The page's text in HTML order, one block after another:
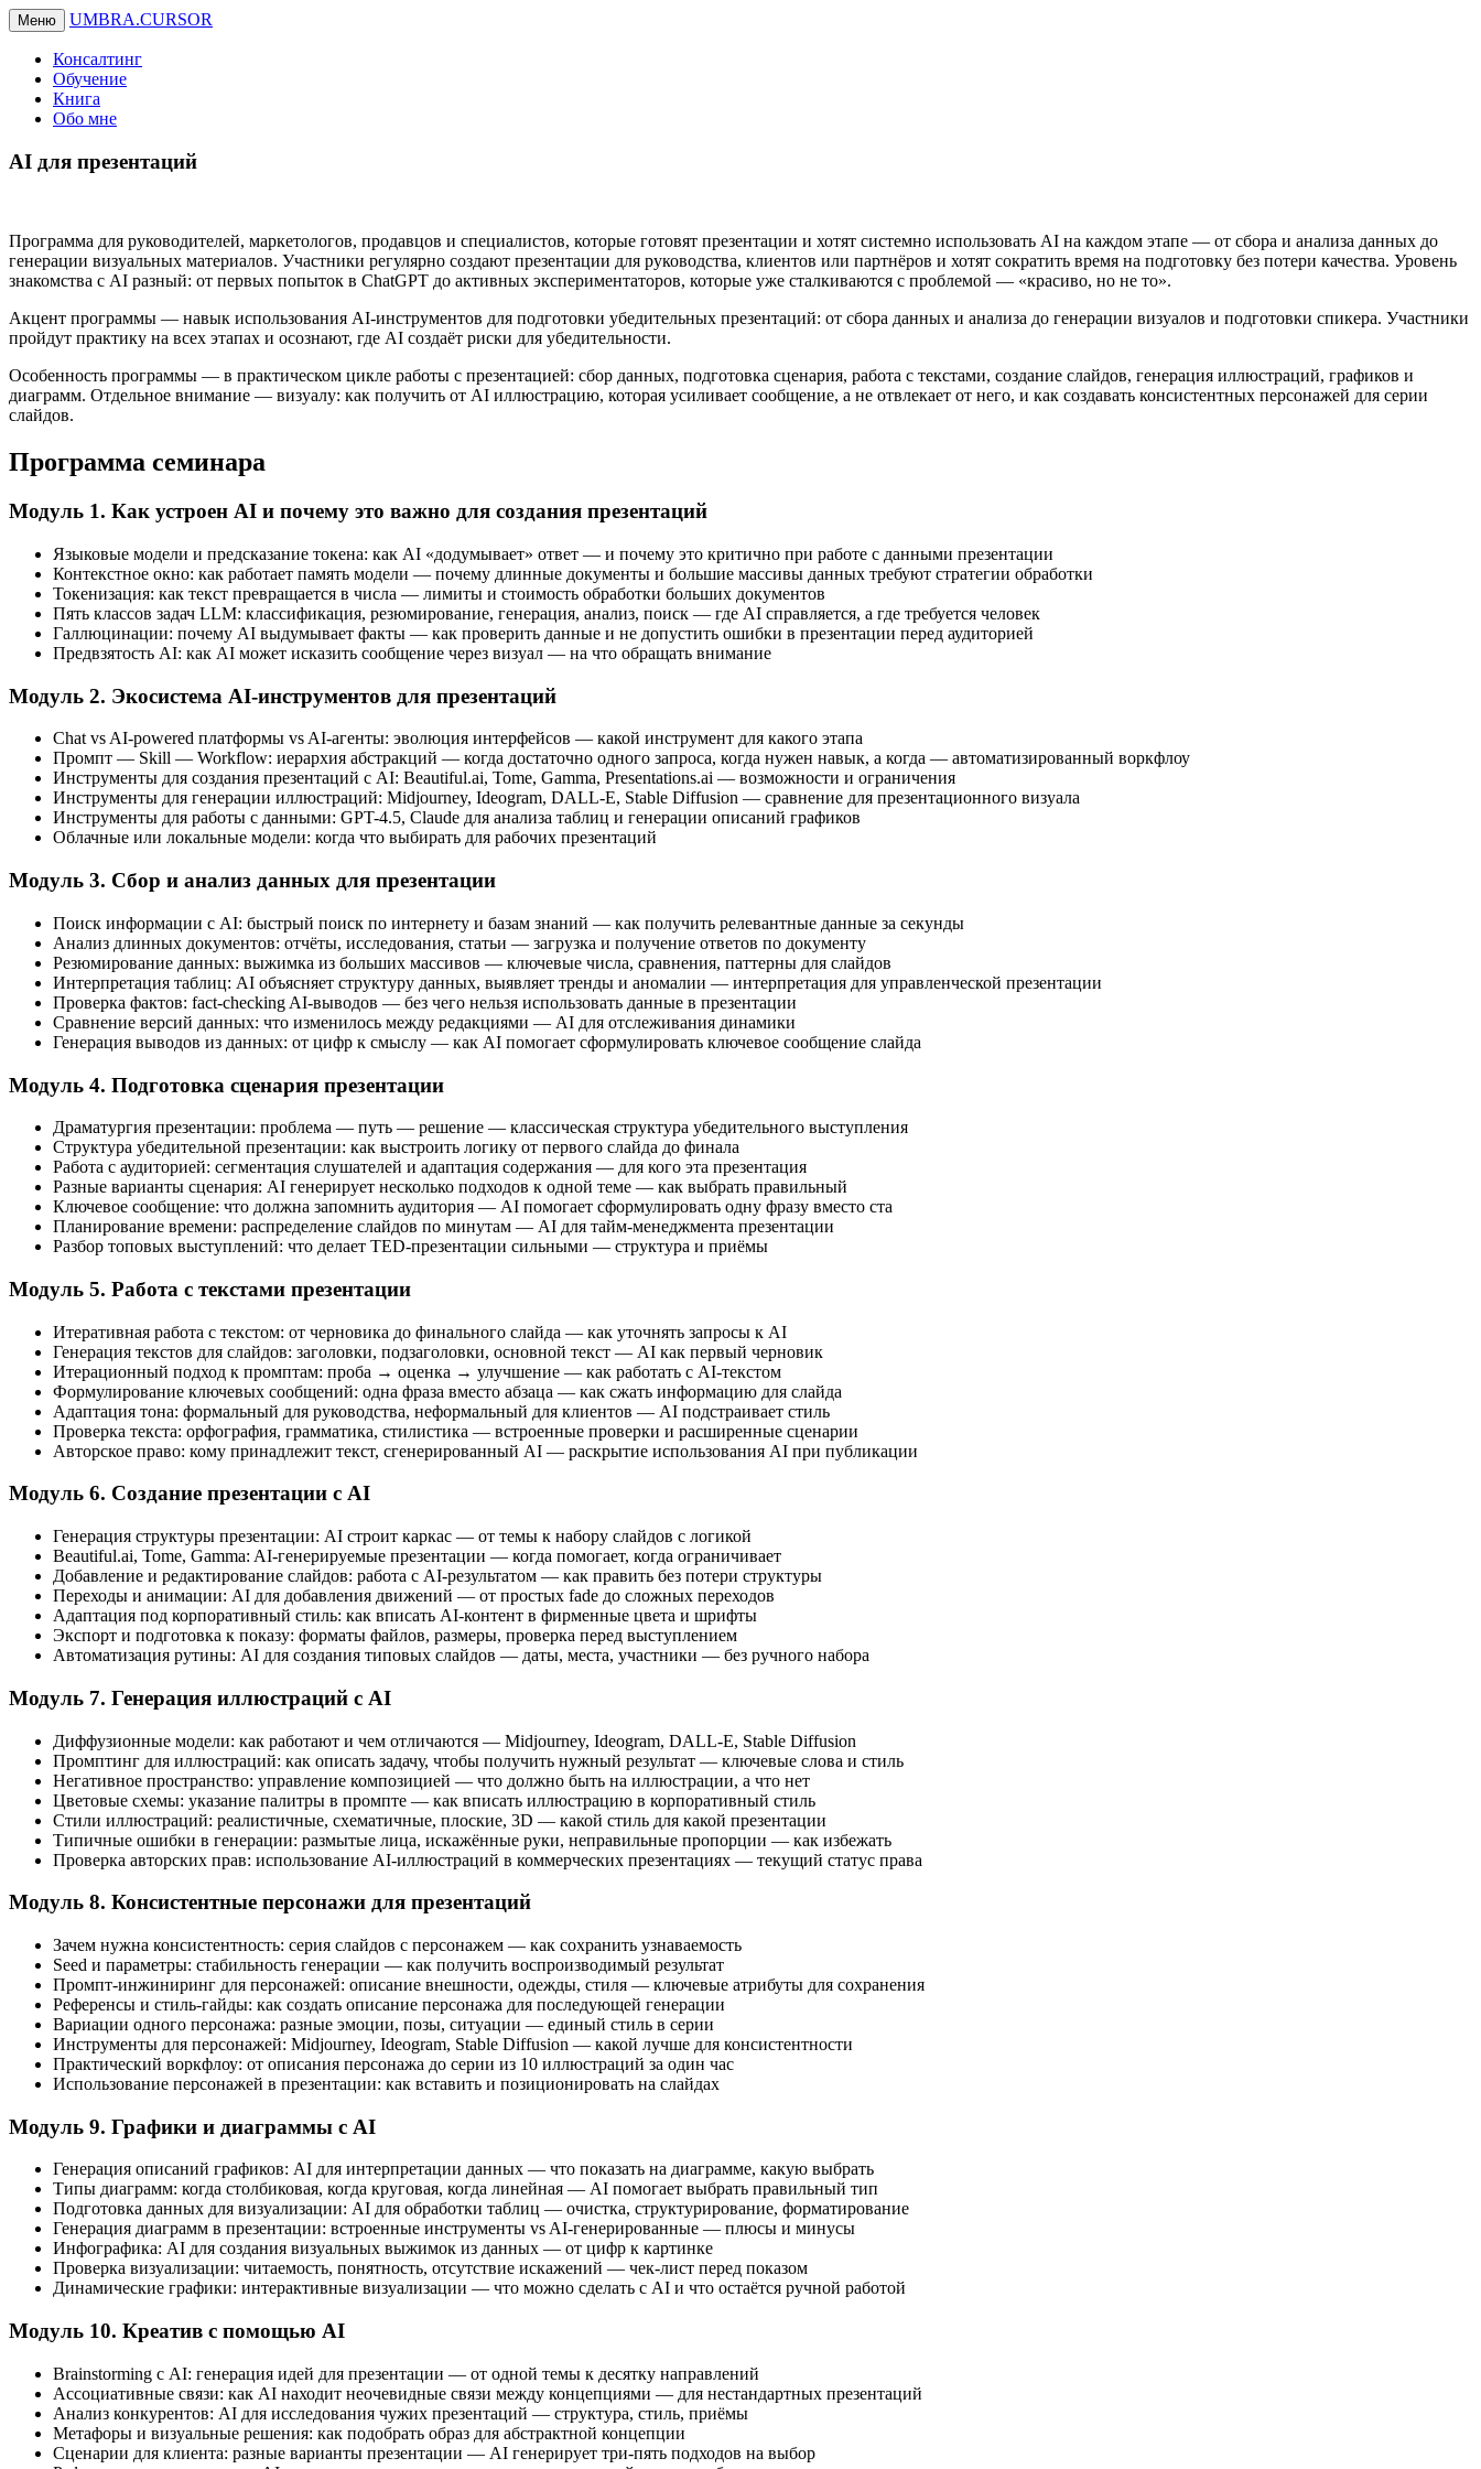
Меню UMBRA.CURSOR
Консалтинг
Обучение
Книга
Обо мне
AI для презентаций
Программа для руководителей, маркетологов, продавцов и специалистов, которые готовят презентации и хотят системно использовать AI на каждом этапе — от сбора и анализа данных до
генерации визуальных материалов. Участники регулярно создают презентации для руководства, клиентов или партнёров и хотят сократить время на подготовку без потери качества. Уровень
знакомства с AI разный: от первых попыток в ChatGPT до активных экспериментаторов, которые уже сталкиваются с проблемой — «красиво, но не то».
Акцент программы — навык использования AI-инструментов для подготовки убедительных презентаций: от сбора данных и анализа до генерации визуалов и подготовки спикера. Участники
пройдут практику на всех этапах и осознают, где AI создаёт риски для убедительности.
Особенность программы — в практическом цикле работы с презентацией: сбор данных, подготовка сценария, работа с текстами, создание слайдов, генерация иллюстраций, графиков и
диаграмм. Отдельное внимание — визуалу: как получить от AI иллюстрацию, которая усиливает сообщение, а не отвлекает от него, и как создавать консистентных персонажей для серии
слайдов.
Программа семинара
Модуль 1. Как устроен AI и почему это важно для создания презентаций
Языковые модели и предсказание токена: как AI «додумывает» ответ — и почему это критично при работе с данными презентации
Контекстное окно: как работает память модели — почему длинные документы и большие массивы данных требуют стратегии обработки
Токенизация: как текст превращается в числа — лимиты и стоимость обработки больших документов
Пять классов задач LLM: классификация, резюмирование, генерация, анализ, поиск — где AI справляется, а где требуется человек
Галлюцинации: почему AI выдумывает факты — как проверить данные и не допустить ошибки в презентации перед аудиторией
Предвзятость AI: как AI может исказить сообщение через визуал — на что обращать внимание
Модуль 2. Экосистема AI-инструментов для презентаций
Chat vs AI-powered платформы vs AI-агенты: эволюция интерфейсов — какой инструмент для какого этапа
Промпт — Skill — Workflow: иерархия абстракций — когда достаточно одного запроса, когда нужен навык, а когда — автоматизированный воркфлоу
Инструменты для создания презентаций с AI: Beautiful.ai, Tome, Gamma, Presentations.ai — возможности и ограничения
Инструменты для генерации иллюстраций: Midjourney, Ideogram, DALL-E, Stable Diffusion — сравнение для презентационного визуала
Инструменты для работы с данными: GPT-4.5, Claude для анализа таблиц и генерации описаний графиков
Облачные или локальные модели: когда что выбирать для рабочих презентаций
Модуль 3. Сбор и анализ данных для презентации
Поиск информации с AI: быстрый поиск по интернету и базам знаний — как получить релевантные данные за секунды
Анализ длинных документов: отчёты, исследования, статьи — загрузка и получение ответов по документу
Резюмирование данных: выжимка из больших массивов — ключевые числа, сравнения, паттерны для слайдов
Интерпретация таблиц: AI объясняет структуру данных, выявляет тренды и аномалии — интерпретация для управленческой презентации
Проверка фактов: fact-checking AI-выводов — без чего нельзя использовать данные в презентации
Сравнение версий данных: что изменилось между редакциями — AI для отслеживания динамики
Генерация выводов из данных: от цифр к смыслу — как AI помогает сформулировать ключевое сообщение слайда
Модуль 4. Подготовка сценария презентации
Драматургия презентации: проблема — путь — решение — классическая структура убедительного выступления
Структура убедительной презентации: как выстроить логику от первого слайда до финала
Работа с аудиторией: сегментация слушателей и адаптация содержания — для кого эта презентация
Разные варианты сценария: AI генерирует несколько подходов к одной теме — как выбрать правильный
Ключевое сообщение: что должна запомнить аудитория — AI помогает сформулировать одну фразу вместо ста
Планирование времени: распределение слайдов по минутам — AI для тайм-менеджмента презентации
Разбор топовых выступлений: что делает TED-презентации сильными — структура и приёмы
Модуль 5. Работа с текстами презентации
Итеративная работа с текстом: от черновика до финального слайда — как уточнять запросы к AI
Генерация текстов для слайдов: заголовки, подзаголовки, основной текст — AI как первый черновик
Итерационный подход к промптам: проба → оценка → улучшение — как работать с AI-текстом
Формулирование ключевых сообщений: одна фраза вместо абзаца — как сжать информацию для слайда
Адаптация тона: формальный для руководства, неформальный для клиентов — AI подстраивает стиль
Проверка текста: орфография, грамматика, стилистика — встроенные проверки и расширенные сценарии
Авторское право: кому принадлежит текст, сгенерированный AI — раскрытие использования AI при публикации
Модуль 6. Создание презентации с AI
Генерация структуры презентации: AI строит каркас — от темы к набору слайдов с логикой
Beautiful.ai, Tome, Gamma: AI-генерируемые презентации — когда помогает, когда ограничивает
Добавление и редактирование слайдов: работа с AI-результатом — как править без потери структуры
Переходы и анимации: AI для добавления движений — от простых fade до сложных переходов
Адаптация под корпоративный стиль: как вписать AI-контент в фирменные цвета и шрифты
Экспорт и подготовка к показу: форматы файлов, размеры, проверка перед выступлением
Автоматизация рутины: AI для создания типовых слайдов — даты, места, участники — без ручного набора
Модуль 7. Генерация иллюстраций с AI
Диффузионные модели: как работают и чем отличаются — Midjourney, Ideogram, DALL-E, Stable Diffusion
Промптинг для иллюстраций: как описать задачу, чтобы получить нужный результат — ключевые слова и стиль
Негативное пространство: управление композицией — что должно быть на иллюстрации, а что нет
Цветовые схемы: указание палитры в промпте — как вписать иллюстрацию в корпоративный стиль
Стили иллюстраций: реалистичные, схематичные, плоские, 3D — какой стиль для какой презентации
Типичные ошибки в генерации: размытые лица, искажённые руки, неправильные пропорции — как избежать
Проверка авторских прав: использование AI-иллюстраций в коммерческих презентациях — текущий статус права
Модуль 8. Консистентные персонажи для презентаций
Зачем нужна консистентность: серия слайдов с персонажем — как сохранить узнаваемость
Seed и параметры: стабильность генерации — как получить воспроизводимый результат
Промпт-инжиниринг для персонажей: описание внешности, одежды, стиля — ключевые атрибуты для сохранения
Референсы и стиль-гайды: как создать описание персонажа для последующей генерации
Вариации одного персонажа: разные эмоции, позы, ситуации — единый стиль в серии
Инструменты для персонажей: Midjourney, Ideogram, Stable Diffusion — какой лучше для консистентности
Практический воркфлоу: от описания персонажа до серии из 10 иллюстраций за один час
Использование персонажей в презентации: как вставить и позиционировать на слайдах
Модуль 9. Графики и диаграммы с AI
Генерация описаний графиков: AI для интерпретации данных — что показать на диаграмме, какую выбрать
Типы диаграмм: когда столбиковая, когда круговая, когда линейная — AI помогает выбрать правильный тип
Подготовка данных для визуализации: AI для обработки таблиц — очистка, структурирование, форматирование
Генерация диаграмм в презентации: встроенные инструменты vs AI-генерированные — плюсы и минусы
Инфографика: AI для создания визуальных выжимок из данных — от цифр к картинке
Проверка визуализации: читаемость, понятность, отсутствие искажений — чек-лист перед показом
Динамические графики: интерактивные визуализации — что можно сделать с AI и что остаётся ручной работой
Модуль 10. Креатив с помощью AI
Brainstorming с AI: генерация идей для презентации — от одной темы к десятку направлений
Ассоциативные связи: как AI находит неочевидные связи между концепциями — для нестандартных презентаций
Анализ конкурентов: AI для исследования чужих презентаций — структура, стиль, приёмы
Метафоры и визуальные решения: как подобрать образ для абстрактной концепции
Сценарии для клиента: разные варианты презентации — AI генерирует три-пять подходов на выбор